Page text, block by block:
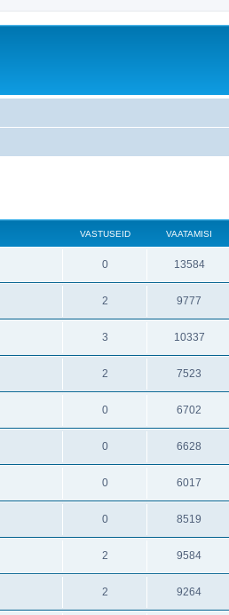
VASTUSEID VAATAMISI
0 13584
2 9777
3 10337
2 7523
0 6702
0 6628
0 6017
0 8519
2 9584
2 9264